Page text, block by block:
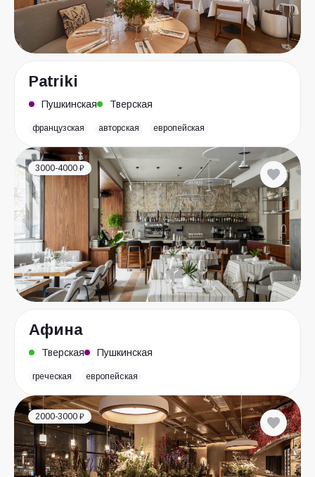
Patriki
Пушкинская Тверская
французская авторская европейская
3000-4000 ₽
Афина
Тверская Пушкинская
греческая европейская
2000-3000 ₽